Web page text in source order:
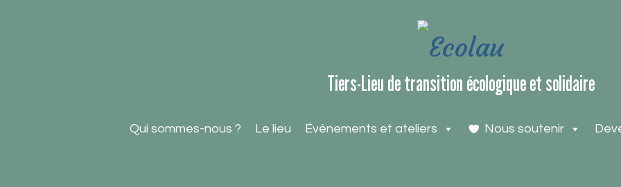
Tiers-Lieu de transition écologique et solidaire
Qui sommes-nous ? Le lieu Évènements et ateliers Nous soutenir